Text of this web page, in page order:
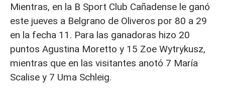
Mientras, en la B Sport Club Cañadense le ganó
este jueves a Belgrano de Oliveros por 80 a 29
en la fecha 11. Para las ganadoras hizo 20
puntos Agustina Moretto y 15 Zoe Wytrykusz,
mientras que en las visitantes anotó 7 María
Scalise y 7 Uma Schleig.